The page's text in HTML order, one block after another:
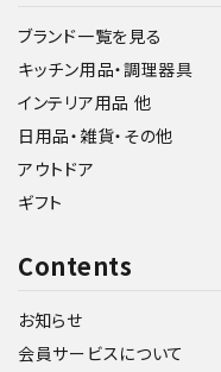
ブランド一覧を見る
キッチン用品・調理器具
インテリア用品 他
日用品・雑貨・その他
アウトドア
ギフト
Contents
お知らせ
会員サービスについて